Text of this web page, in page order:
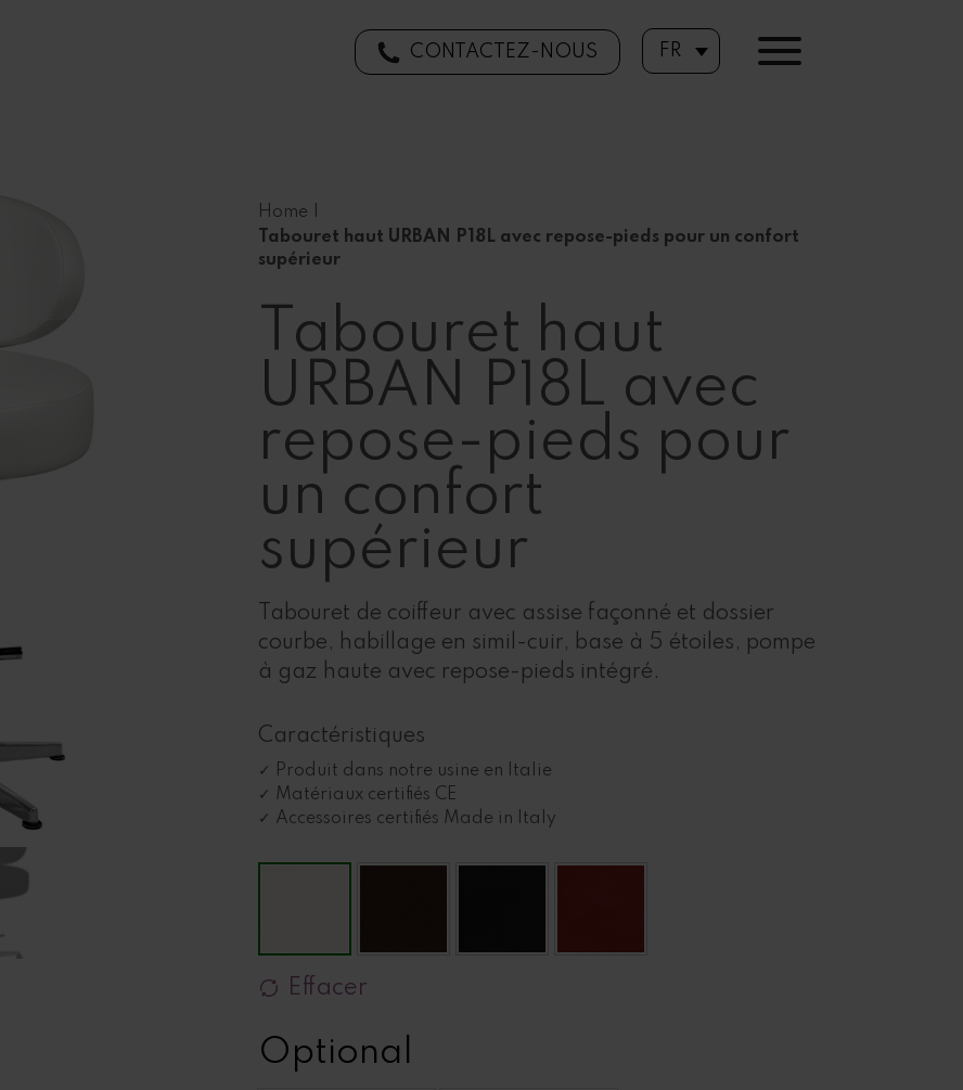
FR
CONTACTEZ-NOUS
Home
Tabouret haut URBAN P18L avec repose-pieds pour un confort
supérieur
Tabouret haut
URBAN P18L avec
repose-pieds pour
un confort
supérieur
Tabouret de coiffeur avec assise façonné et dossier
courbe, habillage en simil-cuir, base à 5 étoiles, pompe
à gaz haute avec repose-pieds intégré.
Caractéristiques
Produit dans notre usine en Italie
Matériaux certifiés CE
Accessoires certifiés Made in Italy
Effacer
Optional